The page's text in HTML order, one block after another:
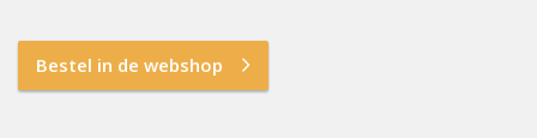
Bestel in de webshop